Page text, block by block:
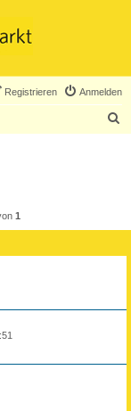
Anmelden
Registrieren
1